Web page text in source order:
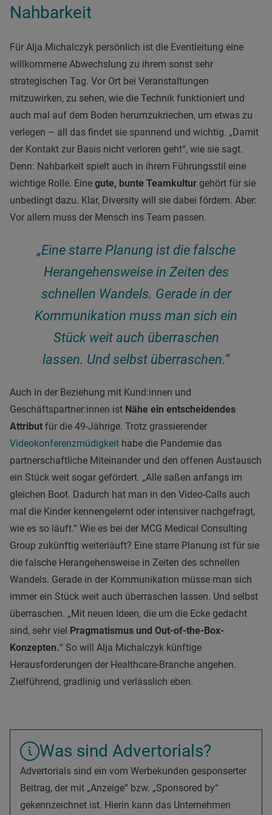
Nahbarkeit
Für Alja Michalczyk persönlich ist die Eventleitung eine
willkommene Abwechslung zu ihrem sonst sehr
strategischen Tag. Vor Ort bei Veranstaltungen
mitzuwirken, zu sehen, wie die Technik funktioniert und
auch mal auf dem Boden herumzukriechen, um etwas zu
verlegen – all das findet sie spannend und wichtig. „Damit
der Kontakt zur Basis nicht verloren geht“, wie sie sagt.
Denn: Nahbarkeit spielt auch in ihrem Führungsstil eine
wichtige Rolle. Eine gute, bunte Teamkultur gehört für sie
unbedingt dazu. Klar, Diversity will sie dabei fördern. Aber:
Vor allem muss der Mensch ins Team passen.
„Eine starre Planung ist die falsche
Herangehensweise in Zeiten des
schnellen Wandels. Gerade in der
Kommunikation muss man sich ein
Stück weit auch überraschen
lassen. Und selbst überraschen.“
Auch in der Beziehung mit Kund:innen und
Geschäftspartner:innen ist Nähe ein entscheidendes
Attribut für die 49-Jährige. Trotz grassierender
Videokonferenzmüdigkeit habe die Pandemie das
partnerschaftliche Miteinander und den offenen Austausch
ein Stück weit sogar gefördert. „Alle saßen anfangs im
gleichen Boot. Dadurch hat man in den Video-Calls auch
mal die Kinder kennengelernt oder intensiver nachgefragt,
wie es so läuft.“ Wie es bei der MCG Medical Consulting
Group zukünftig weiterläuft? Eine starre Planung ist für sie
die falsche Herangehensweise in Zeiten des schnellen
Wandels. Gerade in der Kommunikation müsse man sich
immer ein Stück weit auch überraschen lassen. Und selbst
überraschen. „Mit neuen Ideen, die um die Ecke gedacht
sind, sehr viel Pragmatismus und Out-of-the-Box-
Konzepten.“ So will Alja Michalczyk künftige
Herausforderungen der Healthcare-Branche angehen.
Zielführend, gradlinig und verlässlich eben.
Was sind Advertorials?
Advertorials sind ein vom Werbekunden gesponserter
Beitrag, der mit „Anzeige“ bzw. „Sponsored by“
gekennzeichnet ist. Hierin kann das Unternehmen